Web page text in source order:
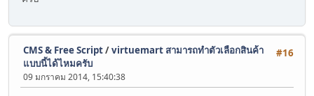
#16
CMS & Free Script/virtuemart สามารถทำตัวเลือกสินค้า
แบบนี้ได้ไหมครับ
09 มกราคม 2014, 15:40:38